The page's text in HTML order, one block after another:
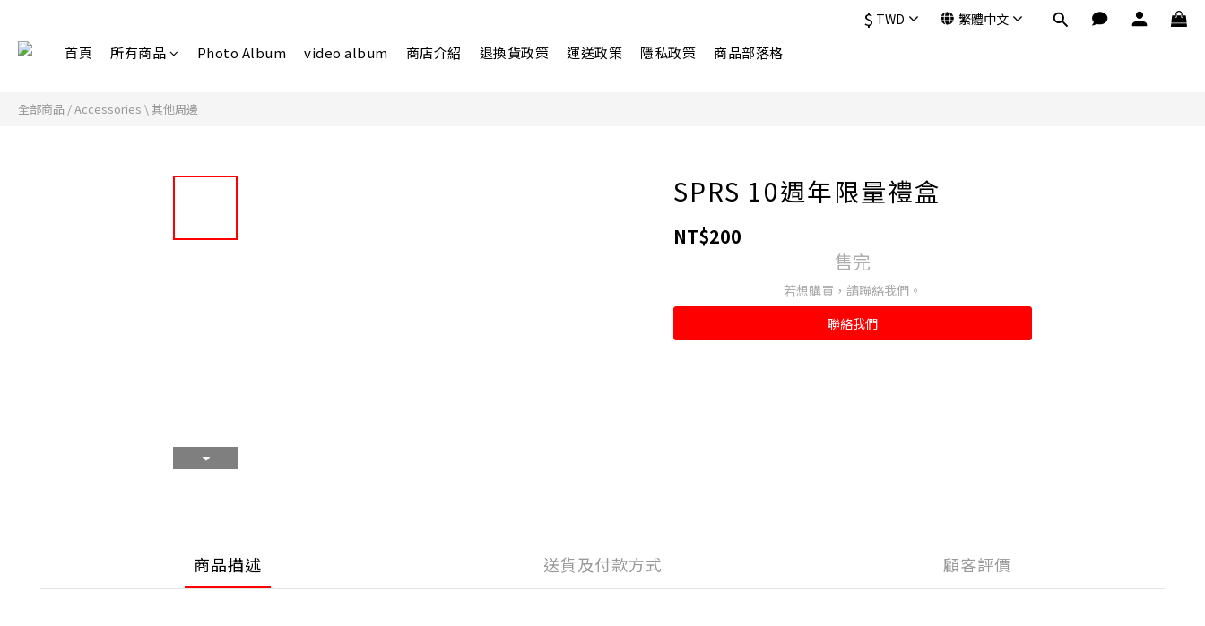
$ TWD 繁體中文
首頁 所有商品 Photo Album video album 商店介紹 退換貨政策 運送政策 隱私政策 商品部落格
全部商品 /Accessories \ 其他周邊
SPRS 10週年限量禮盒
NT$200
售完
若想購買，請聯絡我們。
聯絡我們
商品描述 送貨及付款方式 顧客評價